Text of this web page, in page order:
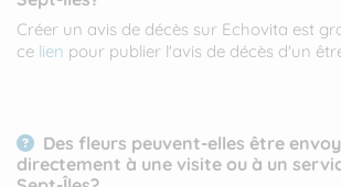
Créer un avis de décès sur Echovita est
ce lien pour publier l'avis de décès d'un
Des fleurs peuvent-elles être
directement à une visite ou à un